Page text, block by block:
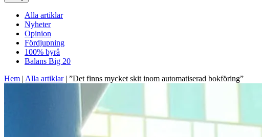
Alla artiklar
Nyheter
Opinion
Fördjupning
100% byrå
Balans Big 20
Hem | Alla artiklar| ”Det finns mycket skit inom automatiserad bokföring”